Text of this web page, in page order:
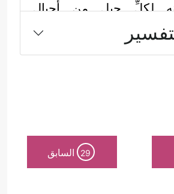
لكلِّ جيلٍ من أجيال
كلِّ حلقةٍ من حلقات هذا
عِندَ ٱللَّهِ ٱلۡإِسۡلَـٰمُۗ﴾ ﴿فَإِنۡ
وَّإِن تَوَلَّوۡاْ فَإِنَّمَا عَلَیۡكَ ٱلۡبَلَـٰغُ﴾.
29 السابق